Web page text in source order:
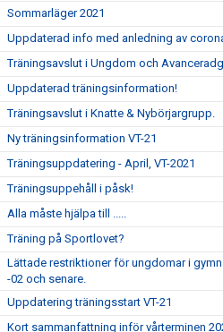
Sommarläger 2021
Uppdaterad info med anledning av
Träningsavslut i Ungdom och
Uppdaterad träningsinformation!
Träningsavslut i Knatte & Nybörjargrupp.
Ny träningsinformation VT-21
Träningsuppdatering - April, VT-2021
Träningsuppehåll i påsk!
Alla måste hjälpa till .....
Träning på Sportlovet?
Lättade restriktioner för ungdomar i
-02 och senare.
Uppdatering träningsstart VT-21
Kort sammanfattning inför vårterminen